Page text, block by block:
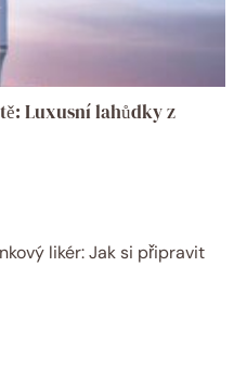
Luxusní lahůdky z
likér: Jak si připravit